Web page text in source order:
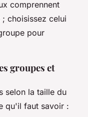
comprennent
choisissez celui
pour
groupes et
selon la taille du
qu'il faut savoir :